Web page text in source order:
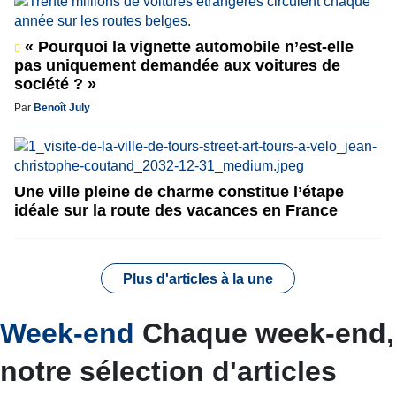
« Pourquoi la vignette automobile n’est-elle
pas uniquement demandée aux voitures de
société ? »
Par Benoît July
Une ville pleine de charme constitue l’étape
idéale sur la route des vacances en France
Plus d'articles à la une
Week-end Chaque week-end,
notre sélection d'articles